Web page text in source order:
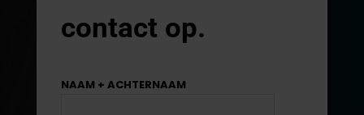
contact op.
NAAM + ACHTERNAAM